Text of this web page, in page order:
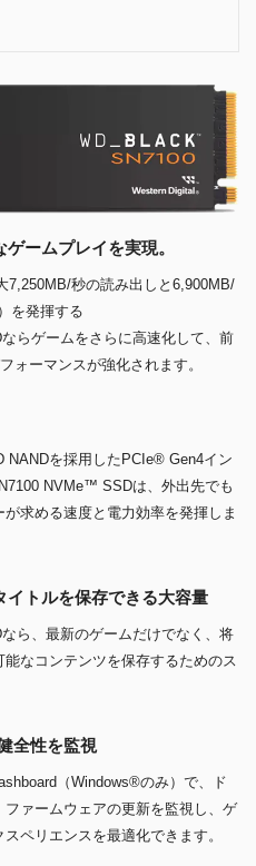
ームプレイを実現。
7,250MB/秒の読み出しと6,900MB/
を発揮する
らゲームをさらに高速化して、前
ォーマンスが強化されます。
NANDを採用したPCIe® Gen4イン
NVMe™ SSDは、外出先でも
求める速度と電力効率を発揮しま
イトルを保存できる大容量
ら、最新のゲームだけでなく、将
なコンテンツを保存するためのス
全性を監視
（Windows®のみ）で、ド
ァームウェアの更新を監視し、ゲ
ペリエンスを最適化できます。